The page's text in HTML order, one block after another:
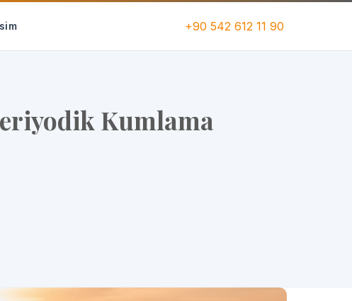
+90 542 612 11 90
Kumlama